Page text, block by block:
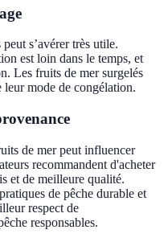
s’avérer très utile.
est loin dans le temps, et
Les fruits de mer surgelés
mode de congélation.
de mer peut influencer
recommandent d'acheter
et de meilleure qualité.
de pêche durable et
respect de
responsables.